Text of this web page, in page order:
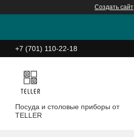
Создать сайт
+7 (701) 110-22-18
Посуда и столовые приборы от
TELLER